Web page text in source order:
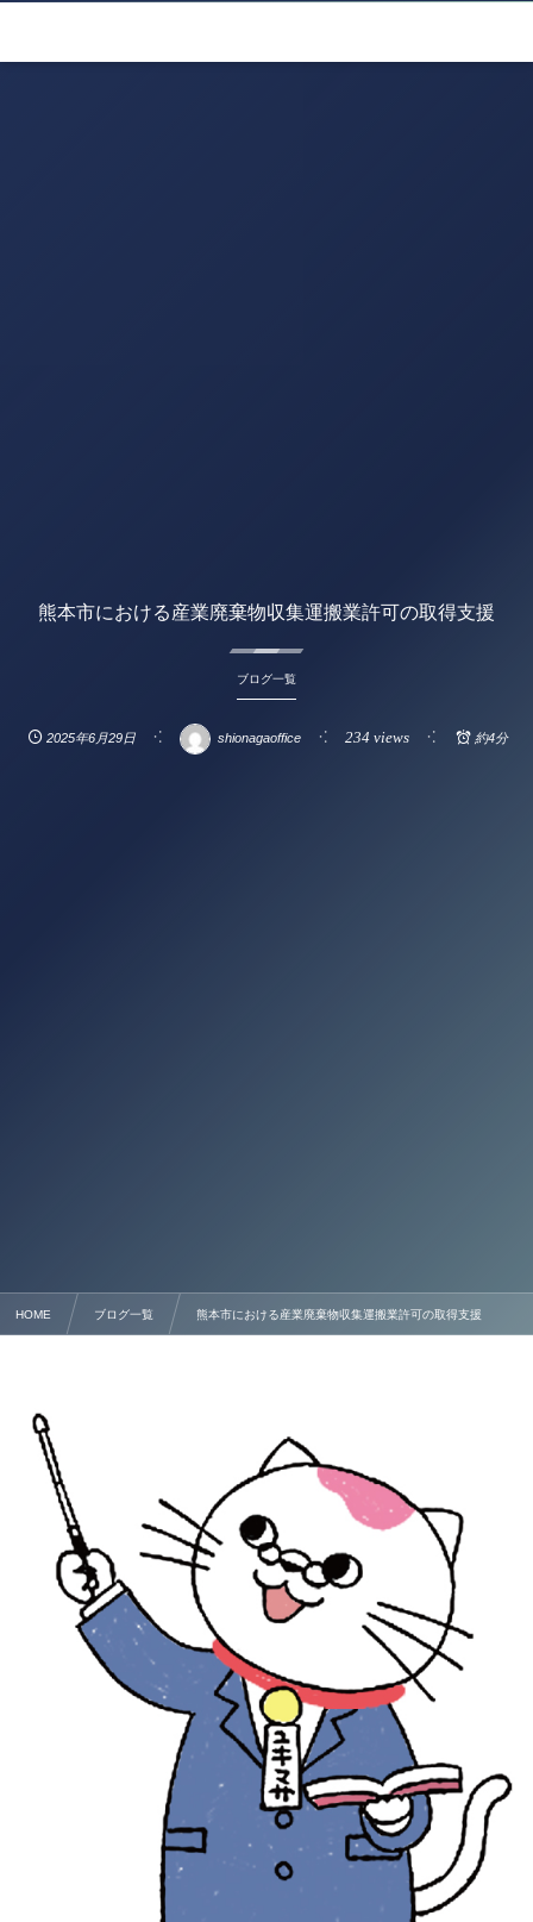
熊本市における産業廃棄物収集運搬業許可の取得支援
ブログ一覧
2025年6月29日 shionagaoffice 234 views 約4分
HOME ブログ一覧 熊本市における産業廃棄物収集運搬業許可の取得支援